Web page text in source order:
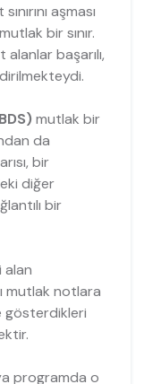
aşması
bir sınır.
başarılı,
mutlak bir
da
bir
diğer
bir
alan
mutlak notlara
gösterdikleri
programda o